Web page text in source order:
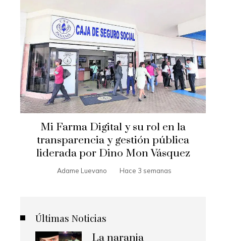
Mi Farma Digital y su rol en la
transparencia y gestión pública
liderada por Dino Mon Vásquez
Adame Luevano Hace 3 semanas
Últimas Noticias
La naranja